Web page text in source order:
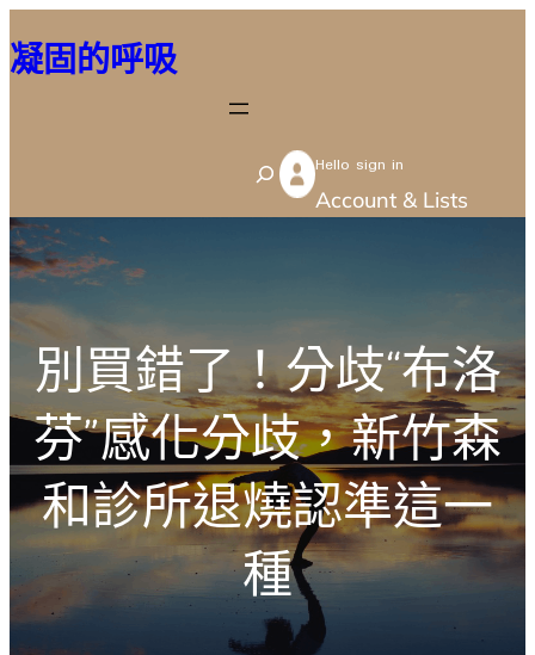
至
容
凝固的呼吸
S
e
h
Hello sign in
Account & Lists
別買錯了！分歧“布洛
芬”感化分歧，新竹森
和診所退燒認準這一
種